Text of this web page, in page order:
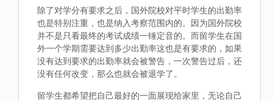
除了对学分有要求之后，国外院校对平时学生的出勤率
也是特别注重，也是纳入考察范围内的。因为国外院校
并不是只看最终的考试成绩一锤定音的。而留学生在国
外一个学期需要达到多少出勤率这也是有要求的，如果
没有达到要求的出勤率就会被警告，一次警告过后，还
没有任何改变，那么也就会被退学了。
留学生都希望把自己最好的一面展现给家里，无论自己